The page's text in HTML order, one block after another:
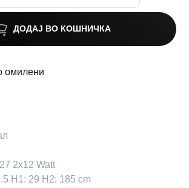
ДОДАЈ ВО КОШНИЧКА
омилени
2x12 Watt
H1: 29 H2: 185 cm